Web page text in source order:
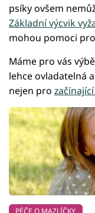
psíky ovšem
Základní výcvik
mohou pomoci
Máme pro vás
lehce ovladatelná
nejen pro
PÉČE O MAZLÍČKY